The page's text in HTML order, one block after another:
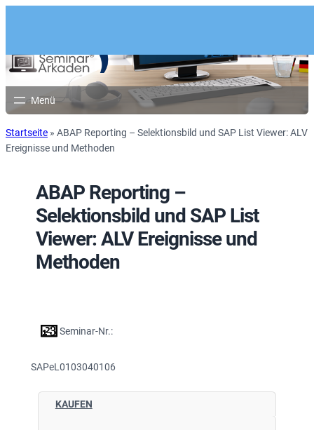
Startseite » ABAP Reporting – Selektionsbild und SAP List Viewer: ALV
Ereignisse und Methoden
ABAP Reporting –
Selektionsbild und SAP List
Viewer: ALV Ereignisse und
Methoden
Seminar-Nr.:
SAPeL0103040106
KAUFEN